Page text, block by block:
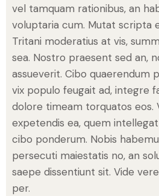
vel tamquam rationibus, an
voluptaria cum. Mutat scripta
Tritani moderatius at vis,
sea. Nostro praesent sed an,
assueverit. Cibo quaerendum
vix populo feugait ad, integre
dolore timeam torquatos eos.
expetendis ea, quem
cibo ponderum. Nobis
persecuti maiestatis no, an
saepe dissentiunt sit. Vide
per.